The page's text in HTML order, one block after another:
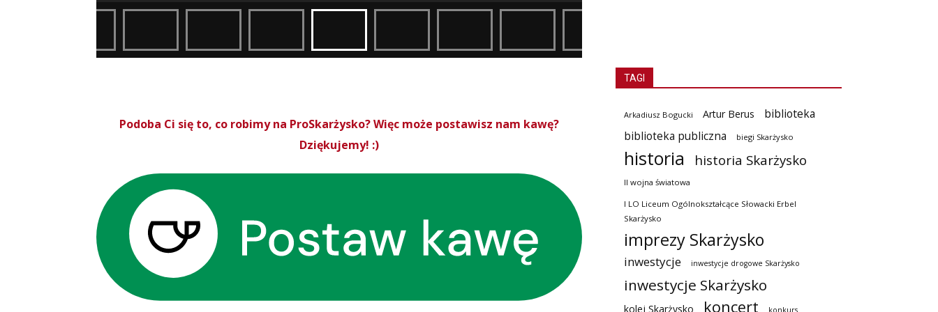
Podoba Ci się to, co robimy na ProSkarżysko? Więc może postawisz nam kawę?
Dziękujemy! :)
TAGI
Arkadiusz Bogucki Artur Berus
biblioteka
biblioteka publiczna
biegi Skarżysko
historia historia Skarżysko
II wojna światowa
I LO Liceum Ogólnokształcące Słowacki Erbel
Skarżysko
imprezy Skarżysko
inwestycje inwestycje drogowe Skarżysko
inwestycje Skarżysko
kolej Skarżysko koncert konkurs